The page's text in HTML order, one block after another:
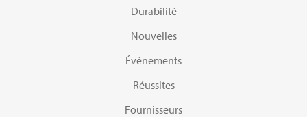
Durabilité
Nouvelles
Événements
Réussites
Fournisseurs